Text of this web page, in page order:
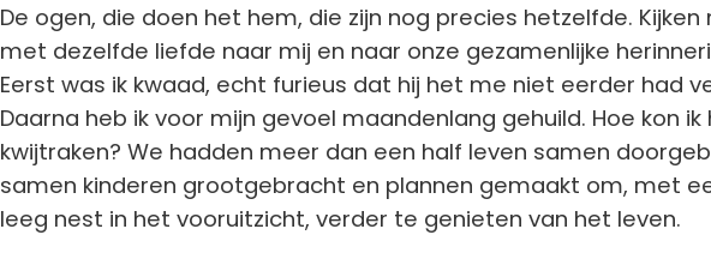
De ogen, die doen het hem, die zijn nog precies hetzelfde. Kijken
met dezelfde liefde naar mij en naar onze gezamenlijke
Eerst was ik kwaad, echt furieus dat hij het me niet eerder had
Daarna heb ik voor mijn gevoel maandenlang gehuild. Hoe kon ik
kwijtraken? We hadden meer dan een half leven samen
samen kinderen grootgebracht en plannen gemaakt om, met
leeg nest in het vooruitzicht, verder te genieten van het leven.